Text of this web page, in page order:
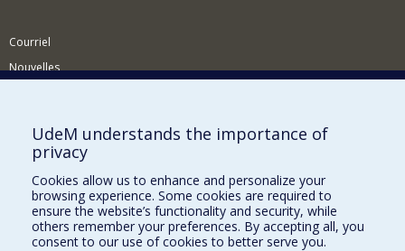
Courriel
Nouvelles
Comment soutenir le Département?
BESOIN D'AIDE?
Plan du site
Signaler une erreur
Accessibilité
UdeM understands the importance of
privacy
Cookies allow us to enhance and personalize your
browsing experience. Some cookies are required to
ensure the website’s functionality and security, while
others remember your preferences. By accepting all, you
consent to our use of cookies to better serve you.